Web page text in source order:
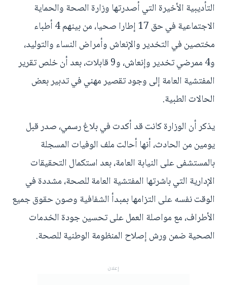
التأديبية الأخيرة التي أصدرتها وزارة الصحة والحماية
الاجتماعية في حق 17 إطارا صحيا، من بينهم 4 أطباء
مختصين في التخدير والإنعاش وأمراض النساء والتوليد،
و4 ممرضي تخدير وإنعاش، و9 قابلات، بعد أن خلص تقرير
المفتشية العامة إلى وجود تقصير مهني في تدبير بعض
الحالات الطبية.
يذكر أن الوزارة كانت قد أكدت في بلاغ رسمي، صدر قبل
يومين من الحادث، أنها أحالت ملف الوفيات المسجلة
بالمستشفى على النيابة العامة، بعد استكمال التحقيقات
الإدارية التي باشرتها المفتشية العامة للصحة، مشددة في
الوقت نفسه على التزامها بمبدأ الشفافية وصون حقوق جميع
الأطراف، مع مواصلة العمل على تحسين جودة الخدمات
الصحية ضمن ورش إصلاح المنظومة الوطنية للصحة.
إعلان